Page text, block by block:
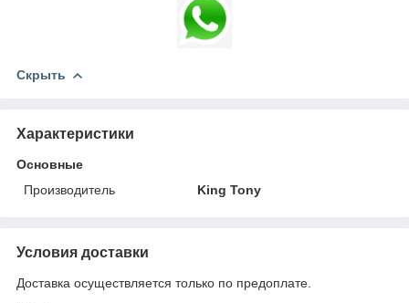
Скрыть
Характеристики
Основные
Производитель
King Tony
Условия доставки
Доставка осуществляется только по предоплате.